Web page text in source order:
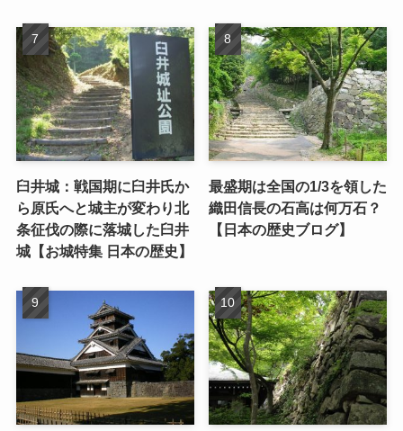
臼井城：戦国期に臼井氏か
ら原氏へと城主が変わり北
条征伐の際に落城した臼井
城【お城特集 日本の歴史】
最盛期は全国の1/3を領した
織田信長の石高は何万石？
【日本の歴史ブログ】